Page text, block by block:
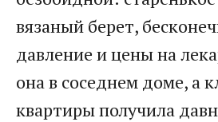
вязаный берет,
давление и цены на
она в соседнем доме, а
квартиры получила